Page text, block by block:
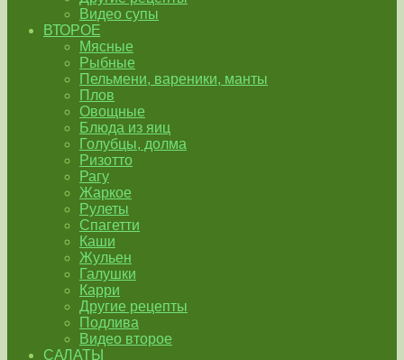
Видео супы
ВТОРОЕ
Мясные
Рыбные
Пельмени, вареники, манты
Плов
Овощные
Блюда из яиц
Голубцы, долма
Ризотто
Рагу
Жаркое
Рулеты
Спагетти
Каши
Жульен
Галушки
Карри
Другие рецепты
Подлива
Видео второе
САЛАТЫ